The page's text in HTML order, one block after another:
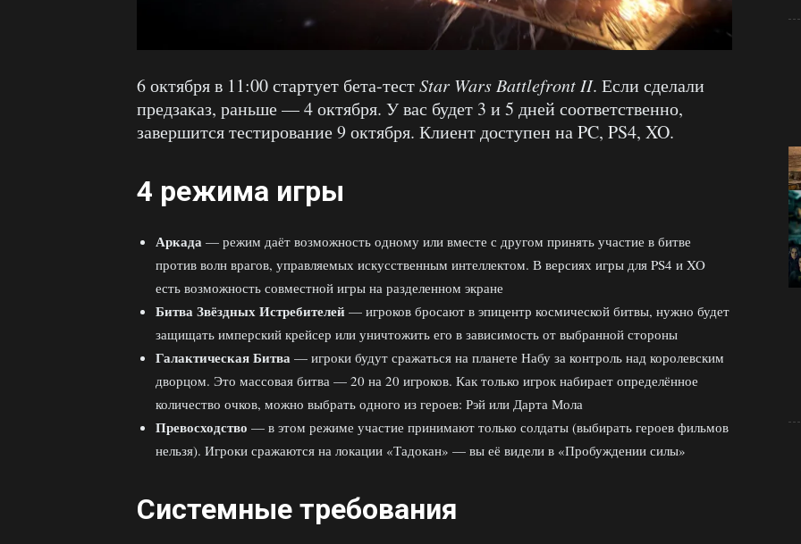
6 октября в 11:00 стартует бета-тестStar Wars Battlefront II. Если сделали
предзаказ, раньше — 4 октября. У вас будет 3 и 5 дней соответственно,
завершится тестирование 9 октября. Клиент доступен на PC, PS4, XO.
4 режима игры
Аркада — режим даёт возможность одному или вместе с другом принять участие в битве
против волн врагов, управляемых искусственным интеллектом. В версиях игры для PS4 и XO
есть возможность совместной игры на разделенном экране
Битва Звёздных Истребителей — игроков бросают в эпицентр космической битвы, нужно будет
защищать имперский крейсер или уничтожить его в зависимость от выбранной стороны
Галактическая Битва — игроки будут сражаться на планете Набу за контроль над королевским
дворцом. Это массовая битва — 20 на 20 игроков. Как только игрок набирает определённое
количество очков, можно выбрать одного из героев: Рэй или Дарта Мола
Превосходство — в этом режиме участие принимают только солдаты (выбирать героев фильмов
нельзя). Игроки сражаются на локации «Тадокан» — вы её видели в «Пробуждении силы»
Системные требования